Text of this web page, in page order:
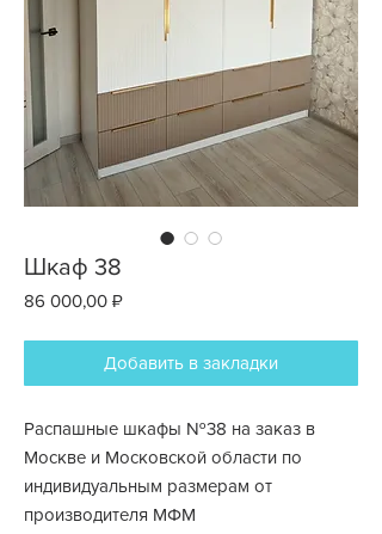
Шкаф 38
86 000,00 ₽Цена
Добавить в закладки
Распашные шкафы №38 на заказ в
Москве и Московской области по
индивидуальным размерам от
производителя МФМ